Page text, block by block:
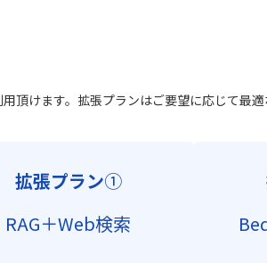
頂けます。拡張プランはご要望に応じて最
拡張プラン①
RAG＋Web検索